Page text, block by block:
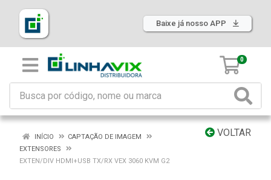
Baixe já nosso APP
0
VOLTAR
INÍCIO
CAPTAÇÃO DE IMAGEM
EXTENSORES
EXTEN/DIV HDMI+USB TX/RX VEX 3060 KVM G2